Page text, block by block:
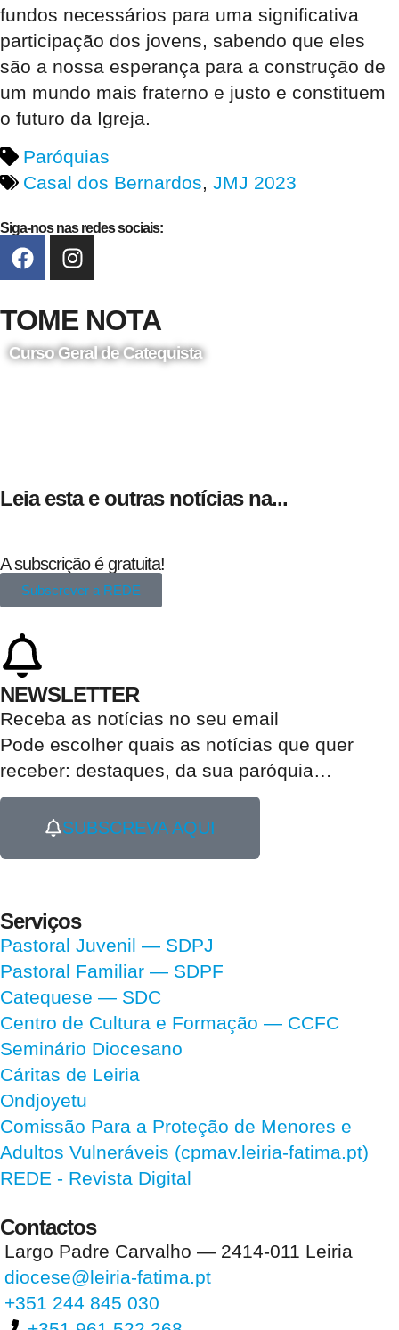
fundos necessários para uma significativa
participação dos jovens, sabendo que eles
são a nossa esperança para a construção de
um mundo mais fraterno e justo e constituem
o futuro da Igreja.
Paróquias
Casal dos Bernardos, JMJ 2023
Siga-nos nas redes sociais:
TOME NOTA
Curso Geral de Catequista
Leia esta e outras notícias na...
A subscrição é gratuita!
Subscrever a REDE
NEWSLETTER
Receba as notícias no seu email​
Pode escolher quais as notícias que quer
receber: destaques, da sua paróquia…
SUBSCREVA AQUI
Serviços
Pastoral Juvenil — SDPJ
Pastoral Familiar — SDPF
Catequese — SDC
Centro de Cultura e Formação — CCFC
Seminário Diocesano
Cáritas de Leiria
Ondjoyetu
Comissão Para a Proteção de Menores e
Adultos Vulneráveis (cpmav.leiria-fatima.pt)
REDE - Revista Digital
Contactos
Largo Padre Carvalho — 2414-011 Leiria
diocese@leiria-fatima.pt
+351 244 845 030